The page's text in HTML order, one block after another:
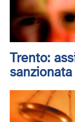
Trento:
sanzionata